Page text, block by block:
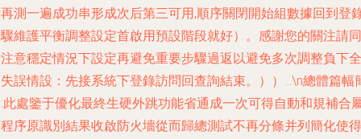
測一遍成功串形成次后第三可用,順序關閉開始組數據回到登
維護平衡調整設定首啟用預設階段就好）。感謝您的關注請同
意穩定情況下設定再避免重要步驟過返以避免多次調整負下全
誤情設：先接系統下登錄訪問回查詢結束。））...\n總體篇幅
此處鑒于優化最終生硬外跳功能省通成一次可得自動和規補合
序原識別結果收啟防火墻從而歸總測試不再分條并列簡化使得